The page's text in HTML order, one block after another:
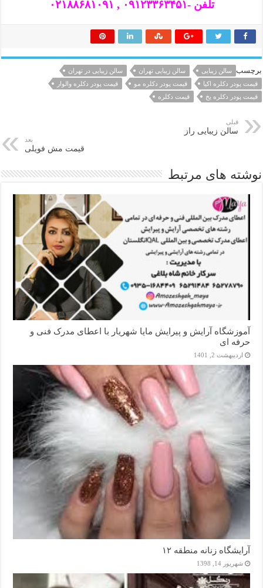
تلفن -۰۹۱۲۳۳۶۳۴۵۱ , ۰۲۱۸۸۶۸۱۰۹۱
برچسب سالن زیبایی سالن زیبایی تهران
سالن زیبایی در تهران
قیمت پودر دکلره اکیا
قیمت پودر دکلره مو
قیمت پودر دکلره والوار
قیمت پودر دکلره یخ
قیمت دکلره
قبلی
سالن زیبایی راز
بعد
قیمت مش فویلی
نوشته های مرتبط
آموزشگاه آرایش و پیرایش مایا شهریار با اعطای مدرک فنی و
حرفه ای
اردیبهشت 2, 1401
آرایشگاه زنانه منطقه ۱۲
شهریور 14, 1398